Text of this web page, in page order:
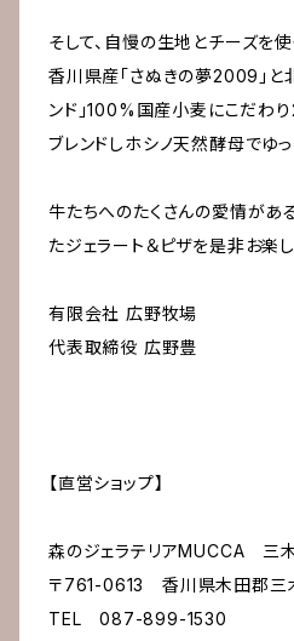
そして、自慢の生地とチーズを使
香川県産「さぬきの夢2009」と
ンド」100%国産小麦にこだわ
ブレンドしホシノ天然酵母でゆっ
牛たちへのたくさんの愛情があ
たジェラート＆ピザを是非お楽し
有限会社 広野牧場
代表取締役 広野豊
【直営ショップ】
森のジェラテリアMUCCA 三
〒761-0613 香川県木田郡三
TEL 087-899-1530